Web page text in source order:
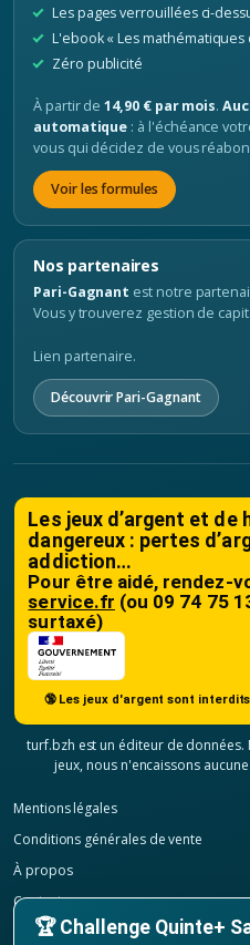
Les pages verrouillées ci-
L'ebook « Les mathématiques
Zéro publicité
À partir de14,90 € par mois.
automatique : à l'échéance
vous qui décidez de vous
Voir les formules
Nos partenaires
Pari-Gagnant est notre
Vous y trouverez gestion de
Lien partenaire.
Découvrir Pari-Gagnant
Les jeux d’argent et
dangereux : pertes
addiction…
Pour être aidé, rendez-
service.fr (ou 09 74 75
surtaxé)
🔞 Les jeux d'argent sont interdits
turf.bzh est un éditeur de
jeux, nous n'encaissons
Mentions légales
Conditions générales de vente
À propos
Contact
Confidentialité
🏆 Challenge Quinte+